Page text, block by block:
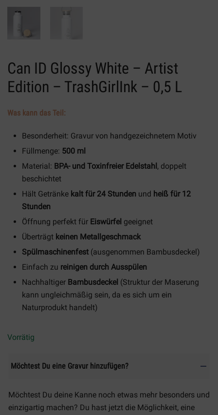
Can ID Glossy White – Artist
Edition – TrashGirlInk – 0,5 L
Was kann das Teil:
Besonderheit: Gravur von handgezeichnetem Motiv
Füllmenge: 500 ml
Material: BPA- und Toxinfreier Edelstahl , doppelt
beschichtet
Hält Getränke kalt für 24 Stunden und heiß für 12
Stunden
Öffnung perfekt für Eiswürfel geeignet
Überträgt keinen Metallgeschmack
Spülmaschinenfest (ausgenommen Bambusdeckel)
Einfach zu reinigen durch Ausspülen
Nachhaltiger Bambusdeckel (Struktur der Maserung
kann ungleichmäßig sein, da es sich um ein
Naturprodukt handelt)
Vorrätig
Möchtest Du eine Gravur hinzufügen?
Möchtest Du deine Kanne noch etwas mehr besonders und
einzigartig machen? Du hast jetzt die Möglichkeit, eine